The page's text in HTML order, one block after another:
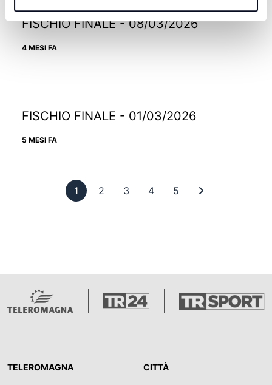
FISCHIO FINALE - 08/03/2026
4 MESI FA
FISCHIO FINALE - 01/03/2026
5 MESI FA
1 Pagina 1
2 Pagina 2
3 Pagina 3
4Pagina 4
5 Pagina 5
TELEROMAGNA CITTÀ